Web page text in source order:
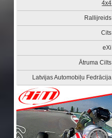
4x4
Rallijreids
Cits
eXi
Ātruma Cilts
Latvijas Automobiļu Fedrācija